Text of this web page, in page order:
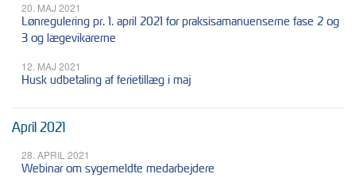
20. MAJ 2021
Lønregulering pr. 1. april 2021 for praksisamanuenserne fase 2 og
3 og lægevikarerne
12. MAJ 2021
Husk udbetaling af ferietillæg i maj
April 2021
28. APRIL 2021
Webinar om sygemeldte medarbejdere